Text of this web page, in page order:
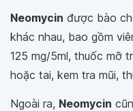
Neomycin được bào
khác nhau, bao gồm
125 mg/5ml, thuốc mỡ
hoặc tai, kem tra mũi,
Ngoài ra, Neomycin